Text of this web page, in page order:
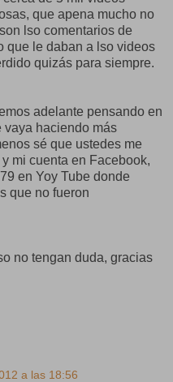
que apena mucho no
lso comentarios de
que le daban a lso videos
quizás para siempre.
adelante pensando en
vaya haciendo más
sé que ustedes me
mi cuenta en Facebook,
en Yoy Tube donde
que no fueron
no tengan duda, gracias
a las 18:56